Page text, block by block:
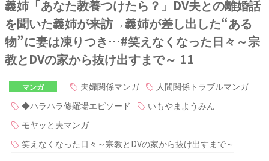
義姉「あなた教養つけたら？」DV夫との離婚話
を聞いた義姉が来訪→義姉が差し出した“ある
物”に妻は凍りつき…#笑えなくなった日々～宗
教とDVの家から抜け出すまで～ 11
マンガ 夫婦関係マンガ
人間関係トラブルマンガ
◆ハラハラ修羅場エピソード
いもやまようみん
モヤッと夫マンガ
笑えなくなった日々～宗教とDVの家から抜け出すまで～